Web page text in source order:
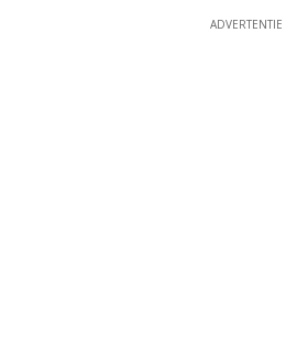
ADVERTENTIE